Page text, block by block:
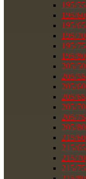
195/55
195/60
195/65
195/70
195/75
195/80
205/50
205/55
205/60
205/65
205/70
205/75
205/80
215/60
215/65
215/70
215/75